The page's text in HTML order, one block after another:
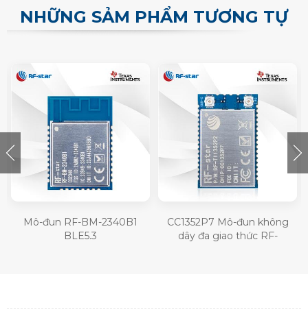
NHỮNG SẢM PHẨM TƯƠNG TỰ
Mô-đun RF-BM-2340B1
BLE5.3
CC1352P7 Mô-đun không
dây đa giao thức RF-